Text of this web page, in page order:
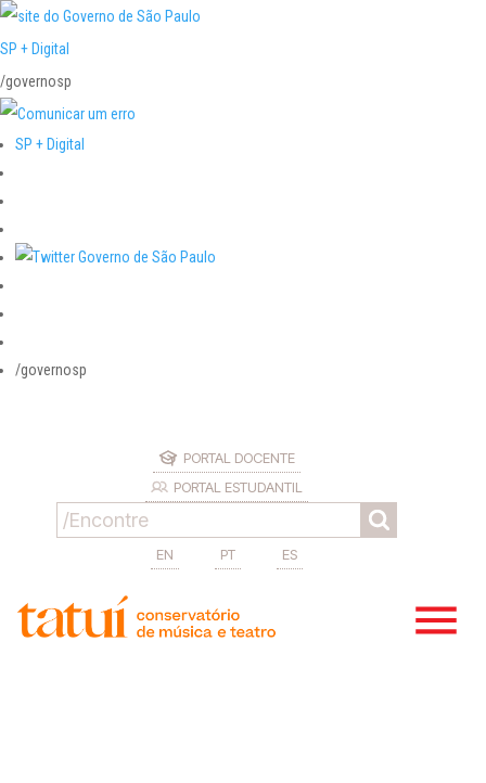
SP + Digital
/governosp
SP + Digital
/governosp
PORTAL DOCENTE
PORTAL ESTUDANTIL
EN PT ES